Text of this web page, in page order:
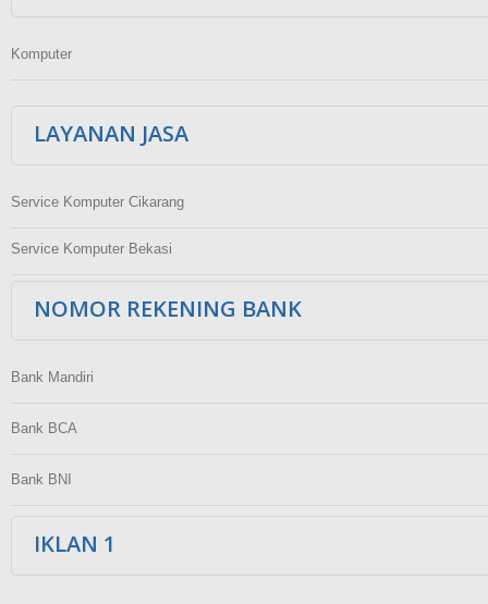
Komputer
LAYANAN JASA
Service Komputer Cikarang
Service Komputer Bekasi
NOMOR REKENING BANK
Bank Mandiri
Bank BCA
Bank BNI
IKLAN 1